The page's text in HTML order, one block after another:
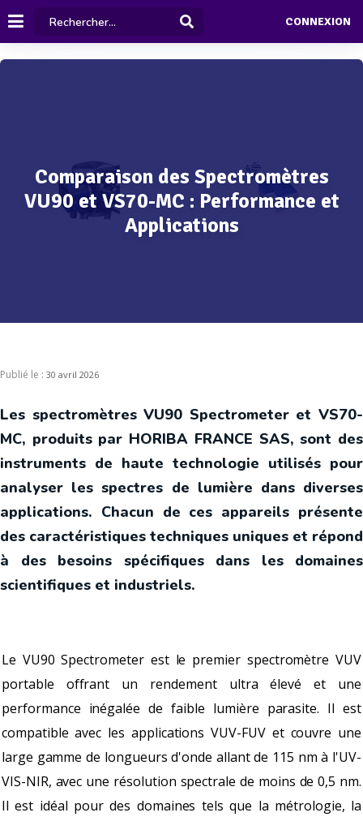
CONNEXION
Comparaison des Spectromètres
VU90 et VS70-MC : Performance et
Applications
Publié le : 30 avril 2026
Les spectromètres VU90 Spectrometer et VS70-
MC, produits par HORIBA FRANCE SAS, sont des
instruments de haute technologie utilisés pour
analyser les spectres de lumière dans diverses
applications. Chacun de ces appareils présente
des caractéristiques techniques uniques et répond
à des besoins spécifiques dans les domaines
scientifiques et industriels.
Le VU90 Spectrometer est le premier spectromètre VUV
portable offrant un rendement ultra élevé et une
performance inégalée de faible lumière parasite. Il est
compatible avec les applications VUV-FUV et couvre une
large gamme de longueurs d'onde allant de 115 nm à l'UV-
VIS-NIR, avec une résolution spectrale de moins de 0,5 nm.
Il est idéal pour des domaines tels que la métrologie, la